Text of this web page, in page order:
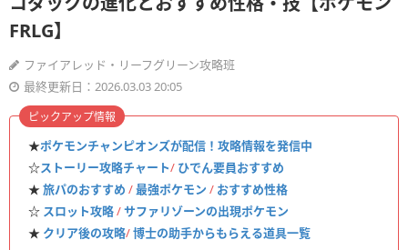
FRLG】
ファイアレッド・リーフグリーン攻略班
最終更新日：2026.03.03 20:05
★ポケモンチャンピオンズが配信！攻略情報を発信中
☆ストーリー攻略チャート/ ひでん要員おすすめ
★旅パのおすすめ /最強ポケモン / おすすめ性格
☆ スロット攻略/サファリゾーンの出現ポケモン
★ クリア後の攻略/博士の助手からもらえる道具一覧
ピックアップ情報